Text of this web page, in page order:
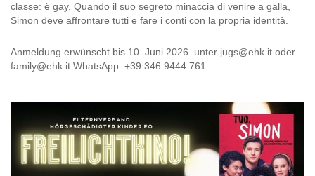
classe: è gay. Quando il suo segreto minaccia di venire a galla,
Simon deve affrontare tutti e fare i conti con la propria identità.
Anmeldung erwünscht bis 10. Juni 2026. unter jugs@ehk.it oder
family@ehk.it WhatsApp: +39 346 9444 761